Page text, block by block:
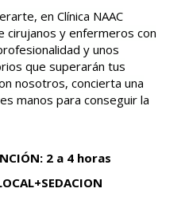
en Clínica NAAC
cirujanos y enfermeros con
y unos
que superarán tus
nosotros, concierta una
manos para conseguir la
2 a 4 horas